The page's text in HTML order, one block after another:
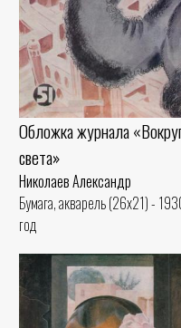
Обложка журнала
света»
Николаев Александр
Бумага, акварель (26x21) -
год